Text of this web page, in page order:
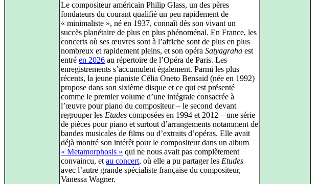
Le compositeur américain Philip Glass, un des pères
fondateurs du courant qualifié un peu rapidement de
« minimaliste », né en 1937, connaît dès son vivant un
succès planétaire de plus en plus phénoménal. En France, les
concerts où ses œuvres sont à l’affiche sont de plus en plus
nombreux et rapidement pleins, et son opéra Satyagraha est
entré en 2026 au répertoire de l’Opéra de Paris. Les
enregistrements s’accumulent également. Parmi les plus
récents, la jeune pianiste Célia Oneto Bensaid (née en 1992)
propose dans son sixième disque et ce qui est présenté
comme le premier volume d’une intégrale consacrée à
l’œuvre pour piano du compositeur – le second devant
regrouper les Etudes composées en 1994 et 2012 – une série
de pièces pour piano et surtout d’arrangements notamment de
bandes musicales de films ou d’extraits d’opéras. Elle avait
déjà montré son intérêt pour le compositeur dans un album
« Metamorphosis » qui ne nous avait pas complètement
convaincu, et au concert, où elle a pu partager les Etudes
avec l’autre grande spécialiste française du compositeur,
Vanessa Wagner.